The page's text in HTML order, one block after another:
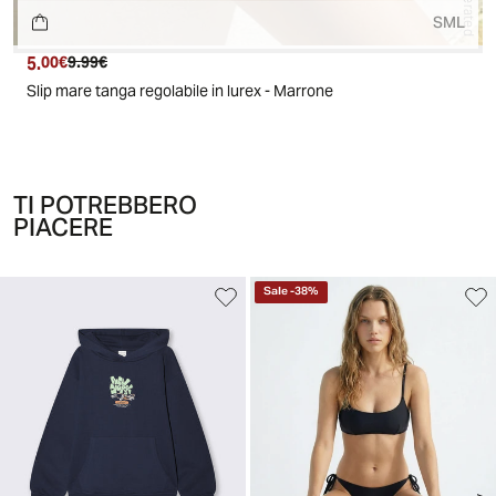
SML
Prezzo attuale
5.00€ Prezzo originale
9.99€
Slip mare tanga regolabile in lurex - Marrone
TI POTREBBERO
PIACERE
Sale-38%